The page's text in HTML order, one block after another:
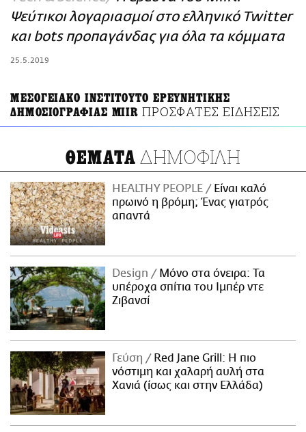
ΑΜΠΑ
PRINT
Ψεύτικοι λογαριασμοί στο ελληνικό Twitter
και bots προπαγάνδας για όλα τα κόμματα
25.5.2019
ΜΕΣΟΓΕΙΑΚΟ ΙΝΣΤΙΤΟΥΤΟ ΕΡΕΥΝΗΤΙΚΗΣ
ΔΗΜΟΣΙΟΓΡΑΦΙΑΣ MIIR ΠΡΟΣΦΑΤΕΣ ΕΙΔΗΣΕΙΣ
ΘΕΜΑΤΑ ΔΗΜΟΦΙΛΗ
HEALTHY PEOPLE
Είναι καλό
πρωινό η βρόμη; Ένας γιατρός
απαντά
Design
Μόνο στα όνειρα: Τα
υπέροχα σπίτια του Ιμπέρ ντε
Ζιβανσί
Γεύση
Red Jane Grill: Η πιο
νόστιμη και χαλαρή αυλή στα
Χανιά (ίσως και στην Ελλάδα)